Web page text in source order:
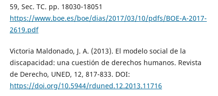
59, Sec. TC. pp. 18030-18051
https://www.boe.es/boe/dias/2017/03/10/pdfs/BOE-A-2017-
2619.pdf
Victoria Maldonado, J. A. (2013). El modelo social de la
discapacidad: una cuestión de derechos humanos. Revista
de Derecho, UNED, 12, 817-833. DOI:
https://doi.org/10.5944/rduned.12.2013.11716